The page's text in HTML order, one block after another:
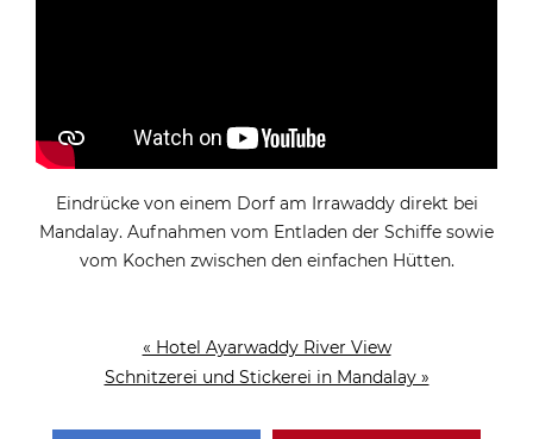
Eindrücke von einem Dorf am Irrawaddy direkt bei
Mandalay. Aufnahmen vom Entladen der Schiffe sowie
vom Kochen zwischen den einfachen Hütten.
« Hotel Ayarwaddy River View
Schnitzerei und Stickerei in Mandalay »